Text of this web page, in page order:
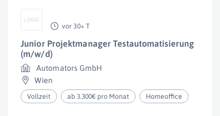
vor 30+ T
Junior Projektmanager Testautomatisierung
(m/w/d)
Automators GmbH
Wien
Vollzeit ab 3.300€ pro Monat Homeoffice